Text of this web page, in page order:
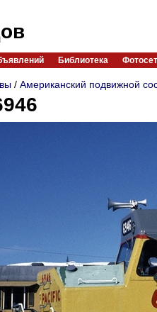
Библиотека
/ Американский подвижной